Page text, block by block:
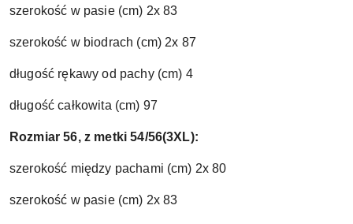
szerokość w pasie (cm) 2x 83
szerokość w biodrach (cm) 2x 87
długość rękawy od pachy (cm) 4
długość całkowita (cm) 97
Rozmiar 56, z metki 54/56(3XL):
szerokość między pachami (cm) 2x 80
szerokość w pasie (cm) 2x 83